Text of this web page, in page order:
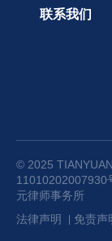
联系我们
© 2025
11010202007930
元律师事务所
法律声明
免责声